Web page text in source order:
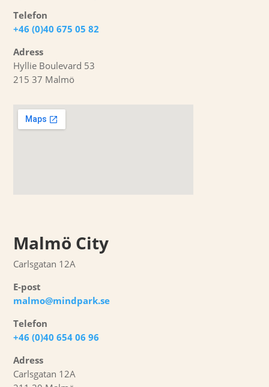
Telefon
+46 (0)40 675 05 82
Adress
Hyllie Boulevard 53
215 37 Malmö
Malmö City
Carlsgatan 12A
E-post
malmo@mindpark.se
Telefon
+46 (0)40 654 06 96
Adress
Carlsgatan 12A